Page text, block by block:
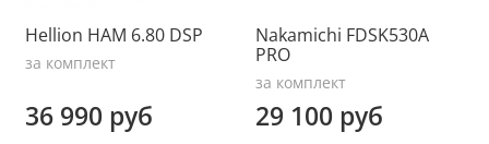
Hellion HAM 6.80 DSP
за комплект
36 990 руб
Nakamichi FDSK530A
PRO
за комплект
29 100 руб